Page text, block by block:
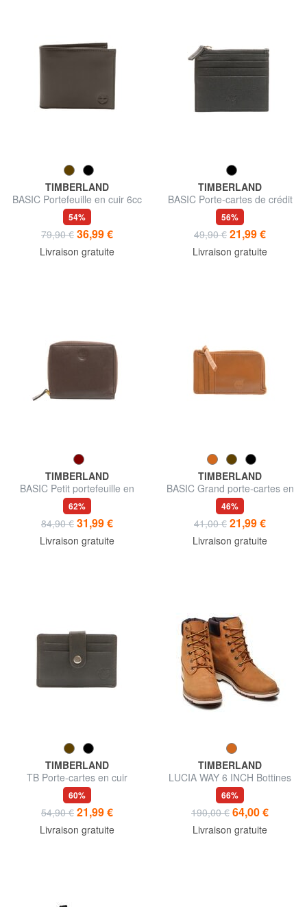
TIMBERLAND
BASIC Portefeuille en cuir 6cc
54%
79,90 € 36,99 €
Livraison gratuite
TIMBERLAND
BASIC Porte-cartes de crédit
avec fermeture éclair
56%
49,90 € 21,99 €
Livraison gratuite
TIMBERLAND
BASIC Petit portefeuille en
cuir zippé
62%
84,90 € 31,99 €
Livraison gratuite
TIMBERLAND
BASIC Grand porte-cartes en
cuir avec zip
46%
41,00 € 21,99 €
Livraison gratuite
TIMBERLAND
TB Porte-cartes en cuir
60%
54,90 € 21,99 €
Livraison gratuite
TIMBERLAND
LUCIA WAY 6 INCH Bottines
en cuir
66%
190,00 € 64,00 €
Livraison gratuite